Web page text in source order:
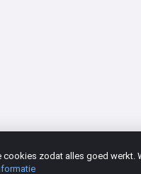
zodat alles goed werkt.